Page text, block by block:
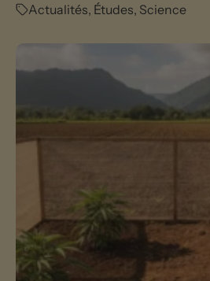
Actualités, Études, Science